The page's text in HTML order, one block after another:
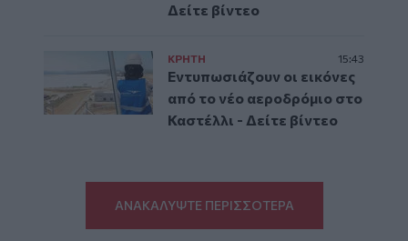
Δείτε βίντεο
ΚΡΗΤΗ 15:43
Εντυπωσιάζουν οι εικόνες
από το νέο αεροδρόμιο στο
Καστέλλι - Δείτε βίντεο
ΑΝΑΚΑΛΥΨΤΕ ΠΕΡΙΣΣΟΤΕΡΑ